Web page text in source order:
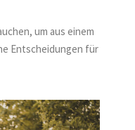
um aus einem
Entscheidungen für